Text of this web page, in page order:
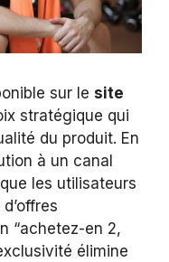
sur le site
stratégique qui
du produit. En
à un canal
les utilisateurs
“achetez-en 2,
élimine